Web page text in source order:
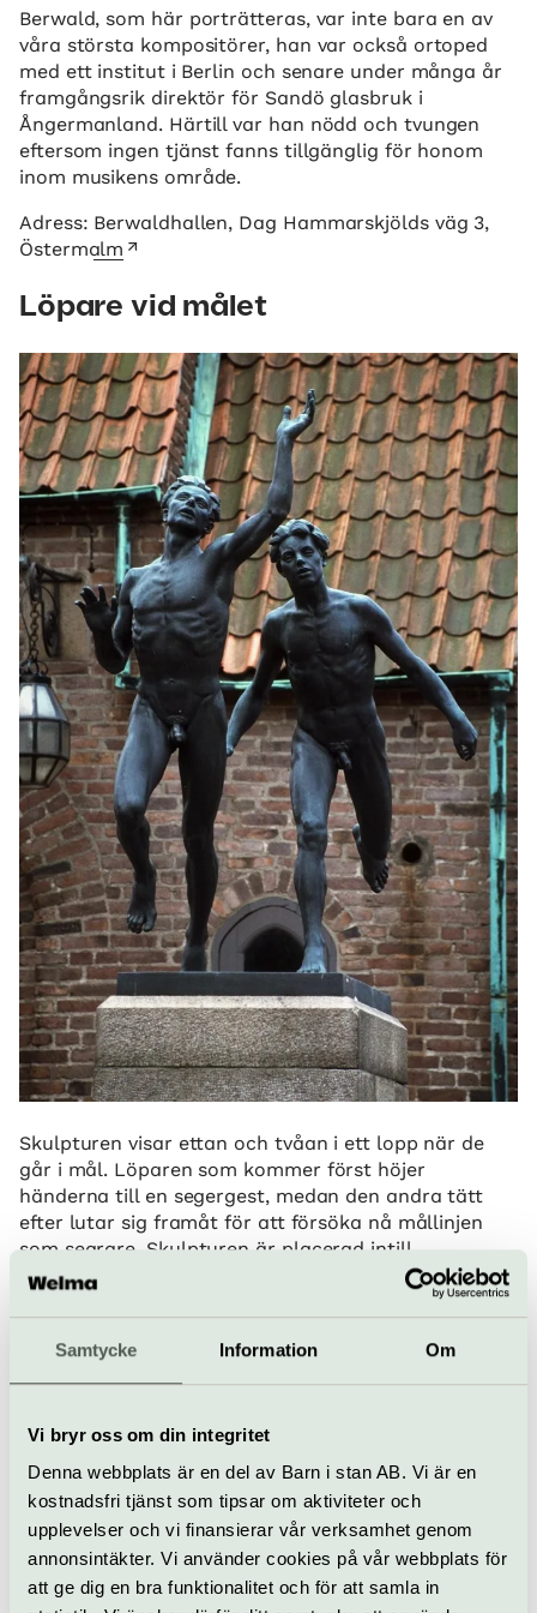
Samtycke Information Om
Vi bryr oss om din integritet
Denna webbplats är en del av Barn i stan AB. Vi är en
kostnadsfri tjänst som tipsar om aktiviteter och
upplevelser och vi finansierar vår verksamhet genom
annonsintäkter. Vi använder cookies på vår webbplats för
att ge dig en bra funktionalitet och för att samla in
Berwald, som här porträtteras, var inte bara en av
våra största kompositörer, han var också ortoped
med ett institut i Berlin och senare under många år
framgångsrik direktör för Sandö glasbruk i
Ångermanland. Härtill var han nödd och tvungen
eftersom ingen tjänst fanns tillgänglig för honom
inom musikens område.
Adress: Berwaldhallen, Dag Hammarskjölds väg 3,
Östermalm
Löpare vid målet
Skulpturen visar ettan och tvåan i ett lopp när de
går i mål. Löparen som kommer först höjer
händerna till en segergest, medan den andra tätt
efter lutar sig framåt för att försöka nå mållinjen
som segrare. Skulpturen är placerad intill
huvudentrén jämte Carl Fagerbergs skulpturer
Stafettlöparna och Kulstötaren. Alla tre kom på